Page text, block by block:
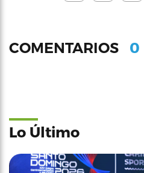
COMENTARIOS 0
Lo Último